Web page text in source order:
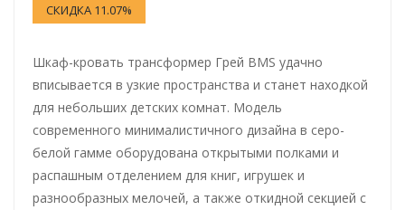
СКИДКА 11.07%
Шкаф-кровать трансформер Грей BMS удачно
вписывается в узкие пространства и станет находкой
для небольших детских комнат. Модель
современного минималистичного дизайна в серо-
белой гамме оборудована открытыми полками и
распашным отделением для книг, игрушек и
разнообразных мелочей, а также откидной секцией с